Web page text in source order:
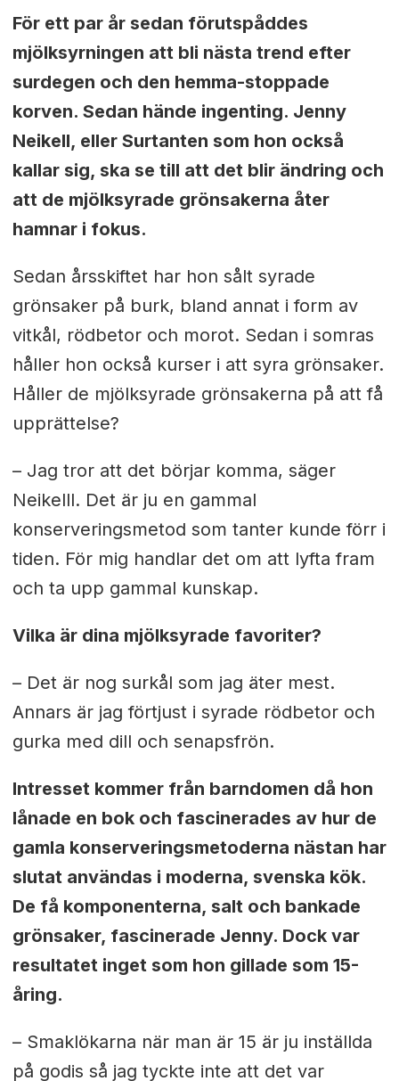
För ett par år sedan förutspåddes
mjölksyrningen att bli nästa trend efter
surdegen och den hemma-stoppade
korven. Sedan hände ingenting. Jenny
Neikell, eller Surtanten som hon också
kallar sig, ska se till att det blir ändring och
att de mjölksyrade grönsakerna åter
hamnar i fokus.
Sedan årsskiftet har hon sålt syrade
grönsaker på burk, bland annat i form av
vitkål, rödbetor och morot. Sedan i somras
håller hon också kurser i att syra grönsaker.
Håller de mjölksyrade grönsakerna på att få
upprättelse?
– Jag tror att det börjar komma, säger
Neikelll. Det är ju en gammal
konserveringsmetod som tanter kunde förr i
tiden. För mig handlar det om att lyfta fram
och ta upp gammal kunskap.
Vilka är dina mjölksyrade favoriter?
– Det är nog surkål som jag äter mest.
Annars är jag förtjust i syrade rödbetor och
gurka med dill och senapsfrön.
Intresset kommer från barndomen då hon
lånade en bok och fascinerades av hur de
gamla konserveringsmetoderna nästan har
slutat användas i moderna, svenska kök.
De få komponenterna, salt och bankade
grönsaker, fascinerade Jenny. Dock var
resultatet inget som hon gillade som 15-
åring.
– Smaklökarna när man är 15 är ju inställda
på godis så jag tyckte inte att det var